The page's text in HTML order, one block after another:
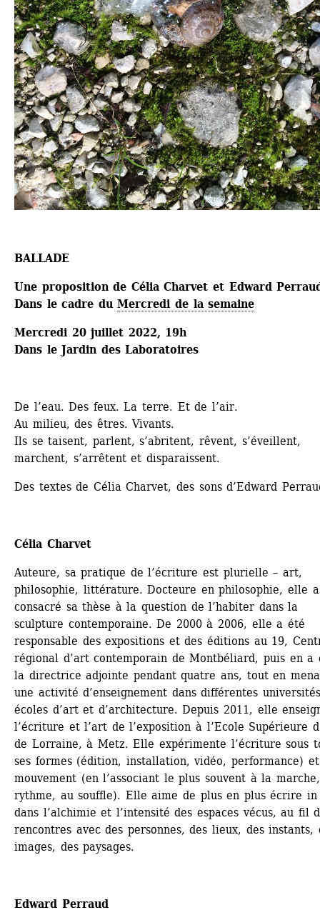
BALLADE
Une proposition de Célia Charvet et Edward
Dans le cadre du Mercredi de la semaine
Mercredi 20 juillet 2022, 19h
Dans le Jardin des Laboratoires
De l’eau. Des feux. La terre. Et de l’air.
Au milieu, des êtres. Vivants.
Ils se taisent, parlent, s’abritent, rêvent, s’éveillent,
marchent, s’arrêtent et disparaissent.
Des textes de Célia Charvet, des sons d’Edward
Célia Charvet
Auteure, sa pratique de l’écriture est plurielle – art,
philosophie, littérature. Docteure en philosophie, elle a
consacré sa thèse à la question de l’habiter dans la
sculpture contemporaine. De 2000 à 2006, elle a été
responsable des expositions et des éditions au 19,
régional d’art contemporain de Montbéliard, puis en a
la directrice adjointe pendant quatre ans, tout en
une activité d’enseignement dans différentes
écoles d’art et d’architecture. Depuis 2011, elle
l’écriture et l’art de l’exposition à l’Ecole Supérieure
de Lorraine, à Metz. Elle expérimente l’écriture sous
ses formes (édition, installation, vidéo, performance)
mouvement (en l’associant le plus souvent à la
rythme, au souffle). Elle aime de plus en plus écrire
dans l’alchimie et l’intensité des espaces vécus, au fil
rencontres avec des personnes, des lieux, des instants,
images, des paysages.
Edward Perraud